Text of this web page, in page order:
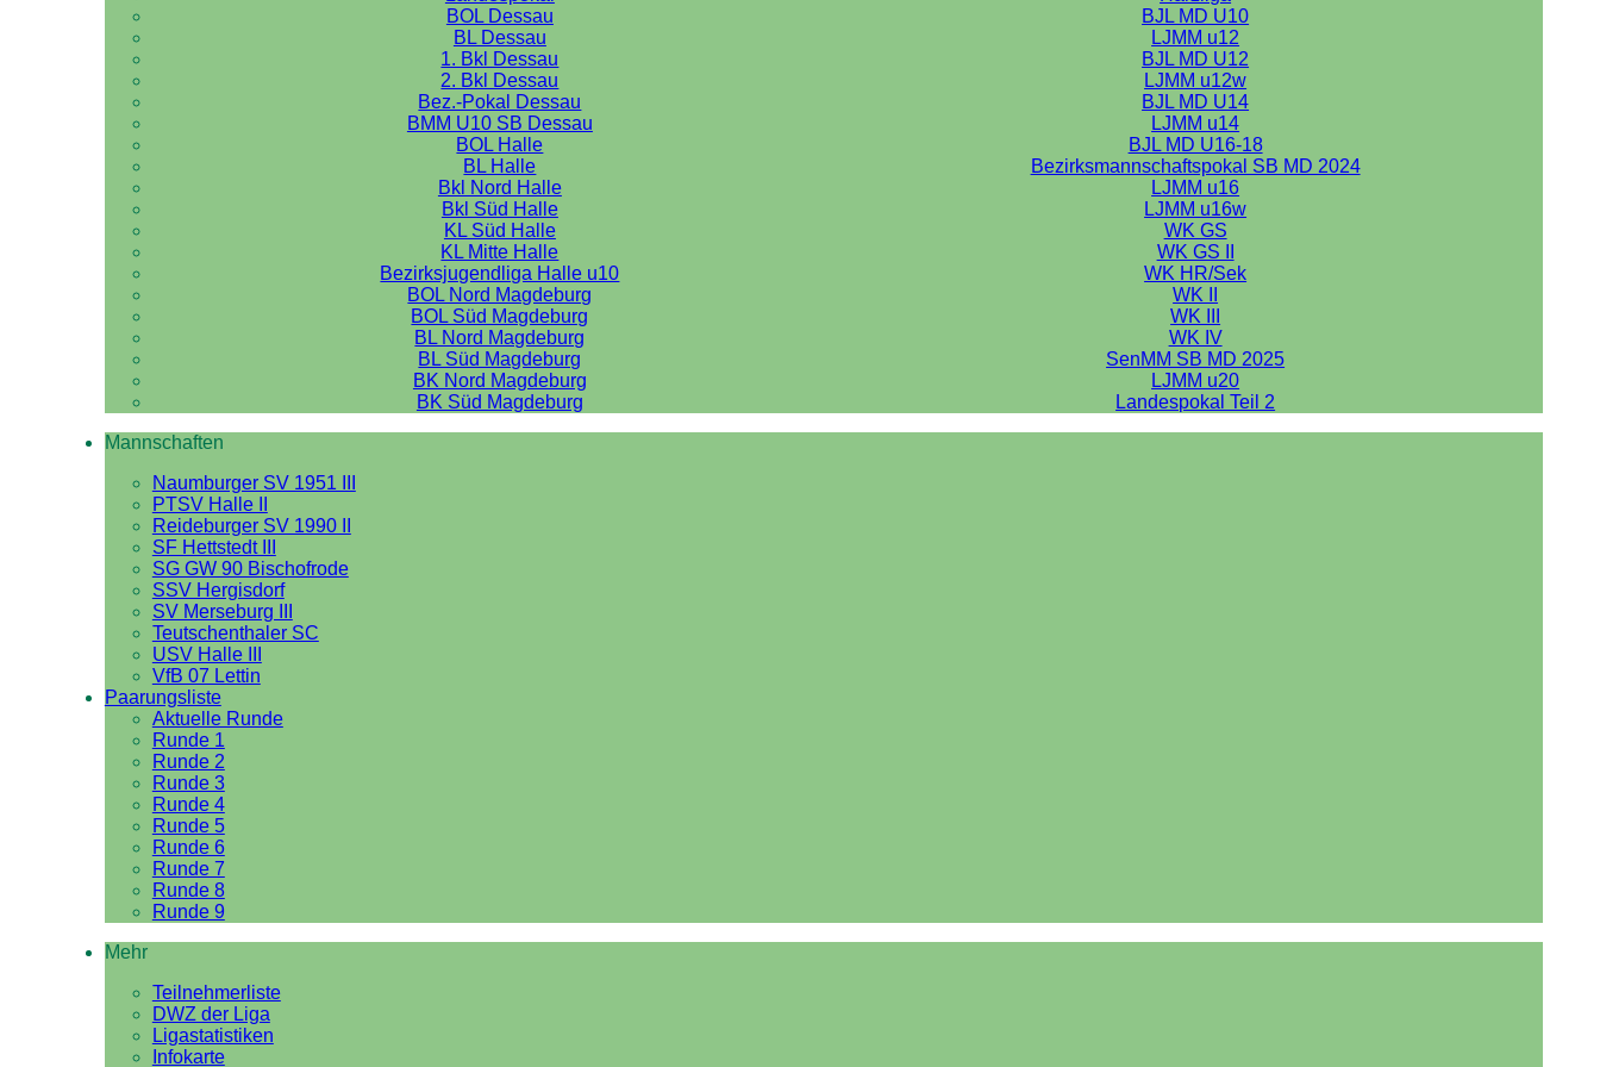
BOL Dessau
BJL MD U10
BL Dessau
LJMM u12
1. Bkl Dessau
BJL MD U12
2. Bkl Dessau
LJMM u12w
Bez.-Pokal Dessau
BJL MD U14
BMM U10 SB Dessau
LJMM u14
BOL Halle
BJL MD U16-18
BL Halle
Bezirksmannschaftspokal SB MD 2024
Bkl Nord Halle
LJMM u16
Bkl Süd Halle
LJMM u16w
KL Süd Halle
WK GS
KL Mitte Halle
WK GS II
Bezirksjugendliga Halle u10
WK HR/Sek
BOL Nord Magdeburg
WK II
BOL Süd Magdeburg
WK III
BL Nord Magdeburg
WK IV
BL Süd Magdeburg
SenMM SB MD 2025
BK Nord Magdeburg
LJMM u20
BK Süd Magdeburg
Landespokal Teil 2
Mannschaften
Naumburger SV 1951 III
PTSV Halle II
Reideburger SV 1990 II
SF Hettstedt III
SG GW 90 Bischofrode
SSV Hergisdorf
SV Merseburg III
Teutschenthaler SC
USV Halle III
VfB 07 Lettin
Paarungsliste
Aktuelle Runde
Runde 1
Runde 2
Runde 3
Runde 4
Runde 5
Runde 6
Runde 7
Runde 8
Runde 9
Mehr
Teilnehmerliste
DWZ der Liga
Ligastatistiken
Infokarte